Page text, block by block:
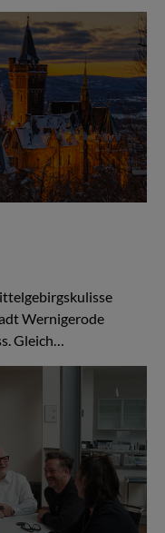
Wernigerode
Gleich…